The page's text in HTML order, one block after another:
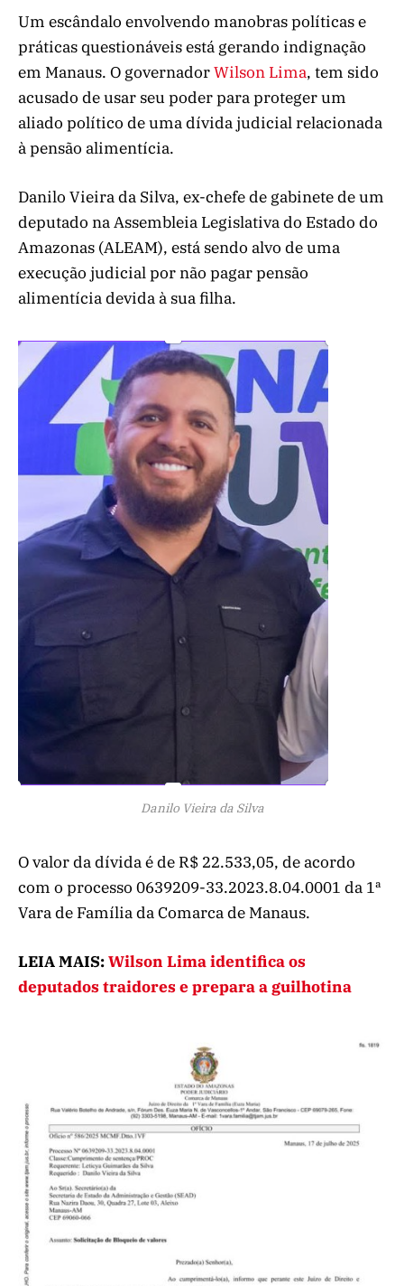
Um escândalo envolvendo manobras políticas e
práticas questionáveis está gerando indignação
em Manaus. O governadorWilson Lima, tem sido
acusado de usar seu poder para proteger um
aliado político de uma dívida judicial relacionada
à pensão alimentícia.
Danilo Vieira da Silva, ex-chefe de gabinete de um
deputado na Assembleia Legislativa do Estado do
Amazonas (ALEAM), está sendo alvo de uma
execução judicial por não pagar pensão
alimentícia devida à sua filha.
Danilo Vieira da Silva
O valor da dívida é de R$ 22.533,05, de acordo
com o processo 0639209-33.2023.8.04.0001 da 1ª
Vara de Família da Comarca de Manaus.
LEIA MAIS:Wilson Lima identifica os
deputados traidores e prepara a guilhotina